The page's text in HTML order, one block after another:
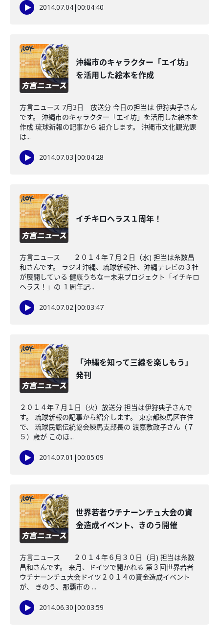
2014.07.04|00:04:40
沖縄市のキャラクター「エイ坊」
を活用した絵本を作成
方言ニュース 7月3日 放送分 今日の担当は 伊狩典子さん
です。 沖縄市のキャラクター「エイ坊」を活用した絵本を
作成 琉球新報の記事から 紹介します。 沖縄市文化観光課
は...
2014.07.03 |00:04:28
イチキロヘラス１周年！
方言ニュース ２０１４年７月２日（水) 担当は糸数昌
和さんです。 ラジオ沖縄、琉球新報社、沖縄テレビの３社
が展開している 健康うちなー未来プロジェクト「イチキロ
ヘラス！」の １周年記...
2014.07.02|00:03:47
「沖縄を知って三線を楽しもう」
発刊
２０１４年７月１日（火）放送分 担当は伊狩典子さんで
す。 琉球新報の記事から紹介します。 東京都練馬区在住
で、 琉球民謡伝統協会練馬支部長の 渡嘉敷政子さん（７
５）歳が このほ...
2014.07.01 |00:05:09
世界若者ウチナーンチュ大会の資
金造成イベント、きのう開催
方言ニュース ２０１４年６月３０日（月) 担当は糸数
昌和さんです。 来月、ドイツで開かれる 第３回世界若者
ウチナーンチュ大会ドイツ２０１４の資金造成イベント
が、 きのう、那覇市の ...
2014.06.30 |00:03:59